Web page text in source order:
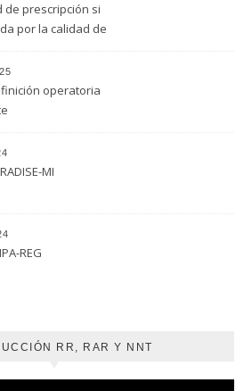
de prescripción si
por la calidad de
operatoria
MI
REG
RR, RAR Y NNT